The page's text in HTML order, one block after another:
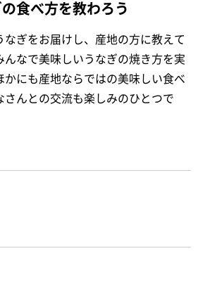
食べ方を教わろう
なぎをお届けし、産地の方に教えて
んなで美味しいうなぎの焼き方を実
かにも産地ならではの美味しい食べ
さんとの交流も楽しみのひとつで